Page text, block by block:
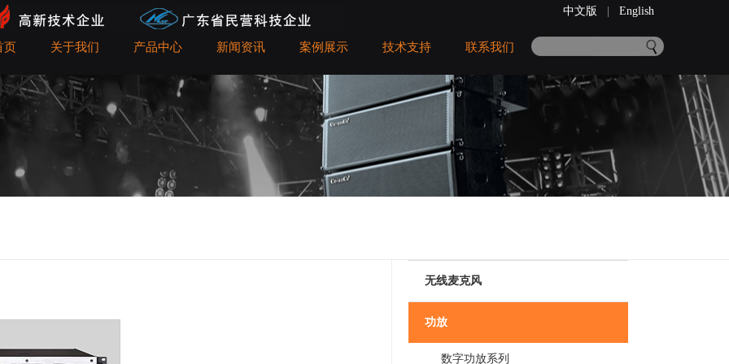
中文版 English
页 关于我们 产品中心 新闻资讯 案例展示 技术支持 联系我们
无线麦克风
功放
数字功放系列